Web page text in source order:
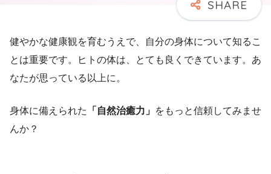
健やかな健康観を育むうえで、自分の身体について知るこ
とは重要です。ヒトの体は、とても良くできています。あ
なたが思っている以上に。
身体に備えられた 「自然治癒力」 をもっと信頼してみませ
んか？